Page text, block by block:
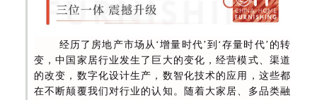
经 历了房地产市场从‘增量时代’到‘存量时代’的转
变，中国家居行业发生了巨大的变化，经营模式、渠道
的改变，数字化设计生产，数智化技术的应用，这些都
在不断颠覆我们对行业的认知。随着大家居、多品类融